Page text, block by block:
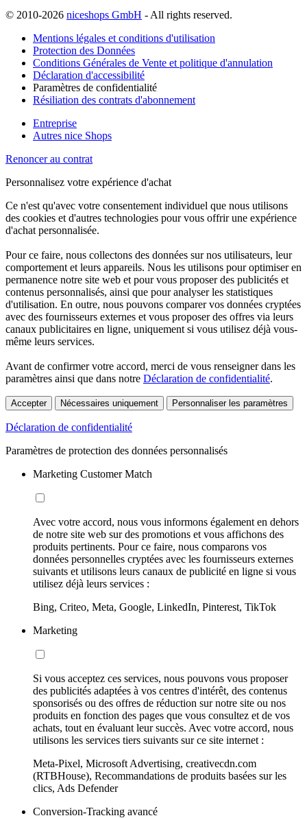
© 2010-2026 niceshops GmbH - All rights reserved.
Mentions légales et conditions d'utilisation
Protection des Données
Conditions Générales de Vente et politique d'annulation
Déclaration d'accessibilité
Paramètres de confidentialité
Résiliation des contrats d'abonnement
Entreprise
Autres nice Shops
Renoncer au contrat
Personnalisez votre expérience d'achat
Ce n'est qu'avec votre consentement individuel que nous utilisons
des cookies et d'autres technologies pour vous offrir une expérience
d'achat personnalisée.
Pour ce faire, nous collectons des données sur nos utilisateurs, leur
comportement et leurs appareils. Nous les utilisons pour optimiser en
permanence notre site web et pour vous proposer des publicités et
contenus personnalisés, ainsi que pour analyser les statistiques
d'utilisation. En outre, nous pouvons comparer vos données cryptées
avec des fournisseurs externes et vous proposer des offres via leurs
canaux publicitaires en ligne, uniquement si vous utilisez déjà vous-
même leurs services.
Avant de confirmer votre accord, merci de vous renseigner dans les
paramètres ainsi que dans notre Déclaration de confidentialité.
Accepter Nécessaires uniquement Personnaliser les paramètres
Déclaration de confidentialité
Paramètres de protection des données personnalisés
Marketing Customer Match
Avec votre accord, nous vous informons également en dehors
de notre site web sur des promotions et vous affichons des
produits pertinents. Pour ce faire, nous comparons vos
données personnelles cryptées avec les fournisseurs externes
suivants et utilisons leurs canaux de publicité en ligne si vous
utilisez déjà leurs services :
Bing, Criteo, Meta, Google, LinkedIn, Pinterest, TikTok
Marketing
Si vous acceptez ces services, nous pouvons vous proposer
des publicités adaptées à vos centres d'intérêt, des contenus
sponsorisés ou des offres de réduction sur notre site ou nos
produits en fonction des pages que vous consultez et de vos
achats, tout en évaluant leur succès. Avec votre accord, nous
utilisons les services tiers suivants sur ce site internet :
Meta-Pixel, Microsoft Advertising, creativecdn.com
(RTBHouse), Recommandations de produits basées sur les
clics, Ads Defender
Conversion-Tracking avancé